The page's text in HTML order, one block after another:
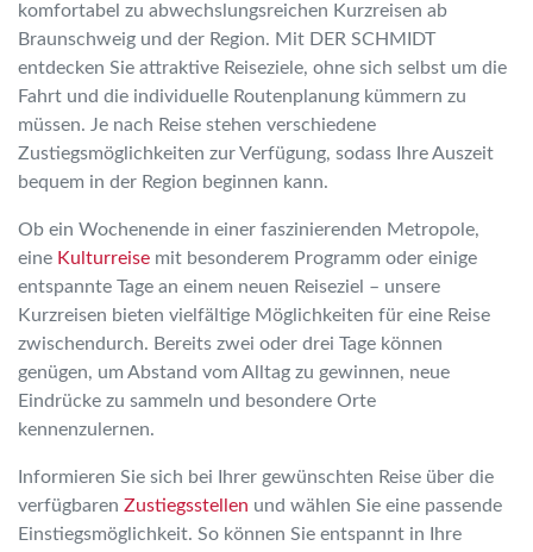
komfortabel zu abwechslungsreichen Kurzreisen ab
Braunschweig und der Region. Mit DER SCHMIDT
entdecken Sie attraktive Reiseziele, ohne sich selbst um die
Fahrt und die individuelle Routenplanung kümmern zu
müssen. Je nach Reise stehen verschiedene
Zustiegsmöglichkeiten zur Verfügung, sodass Ihre Auszeit
bequem in der Region beginnen kann.
Ob ein Wochenende in einer faszinierenden Metropole,
eine Kulturreise mit besonderem Programm oder einige
entspannte Tage an einem neuen Reiseziel – unsere
Kurzreisen bieten vielfältige Möglichkeiten für eine Reise
zwischendurch. Bereits zwei oder drei Tage können
genügen, um Abstand vom Alltag zu gewinnen, neue
Eindrücke zu sammeln und besondere Orte
kennenzulernen.
Informieren Sie sich bei Ihrer gewünschten Reise über die
verfügbaren Zustiegsstellen und wählen Sie eine passende
Einstiegsmöglichkeit. So können Sie entspannt in Ihre